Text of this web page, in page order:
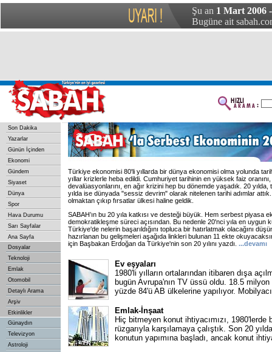
Şu an 1 Mart 2006
Bugüne ait
Son Dakika
Yazarlar
Günün İçinden
Ekonomi
Gündem
Siyaset
Dünya
Spor
Hava Durumu
Sarı Sayfalar
Ana Sayfa
Dosyalar
Teknoloji
Emlak
Otomobil
Detaylı Arama
Arşiv
Etkinlikler
Günaydın
Televizyon
Astroloji
Türkiye ekonomisi 80'li yıllarda bir dünya ekonomisi olma yolunda
yıllar krizlerle heba edildi. Cumhuriyet tarihinin en yüksek faiz
devalüasyonlarını, en ağır krizini hep bu dönemde yaşadık. 20
yılda ise dünyada "sessiz devrim" olarak nitelenen tarihi adımlar
olmaktan çıkıp fırsatlar ülkesi haline geldik.
SABAH’ın bu 20 yıla katkısı ve desteği büyük. Hem serbest piyasa
demokratikleşme süreci açısından. Bu nedenle 20'nci yıla en uygun
Türkiye'de nelerin başarıldığını topluca bir hatırlatmak olacağını
hazırlanan bu gelişmeleri aşağıda linkleri bulunan 11 ekte
için Başbakan Erdoğan da Türkiye'nin son 20 yılını yazdı. ...devamı
Ev eşyaları
1980'li yılların ortalarından itibaren dışa
bugün Avrupa'nın TV üssü oldu. 18.5 milyon
yüzde 84'ü AB ülkelerine yapılıyor.
Emlak-İnşaat
Hiç bitmeyen konut ihtiyacımızı, 1980'lerde
rüzgarıyla karşılamaya çalıştık. Son 20
konutun yapımına başladı, ancak konut